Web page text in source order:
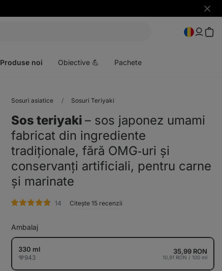
Produse noi Obiective 💪 Pachete
Sosuri asiatice Sosuri Teriyaki
Sos teriyaki ⁠–⁠ sos japonez umami
fabricat din ingrediente
tradiționale, fără OMG‑uri și
conservanți artificiali, pentru carne
și marinate
14 evaluare
Citește 15 recenzii
Ambalaj
330 ml
943
35,99 RON
10,91 RON / 100 ml